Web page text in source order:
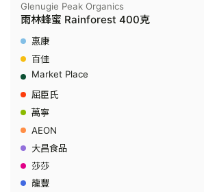
Glenugie Peak Organics
雨林蜂蜜 Rainforest 400克